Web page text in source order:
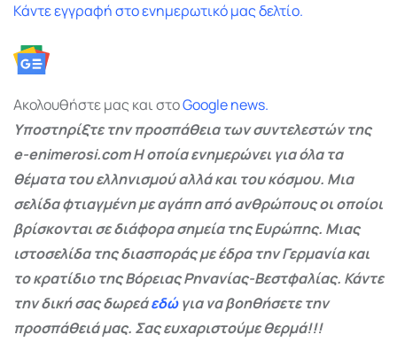
Κάντε εγγραφή στο ενημερωτικό μας δελτίο.
Ακολουθήστε μας και στοGooglenews.
Υποστηρίξτε την προσπάθεια των συντελεστών της
e-enimerosi.com Η οποία ενημερώνει για όλα τα
θέματα του ελληνισμού αλλά και του κόσμου. Μια
σελίδα φτιαγμένη με αγάπη από ανθρώπους οι οποίοι
βρίσκονται σε διάφορα σημεία της Ευρώπης. Μιας
ιστοσελίδα της διασποράς με έδρα την Γερμανία και
το κρατίδιο της Βόρειας Ρηνανίας-Βεστφαλίας. Κάντε
την δική σας δωρεάεδώγια να βοηθήσετε την
προσπάθειά μας. Σας ευχαριστούμε θερμά!!!